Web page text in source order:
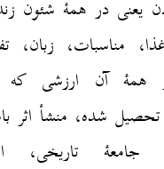
یعنی در همۀ شئون
مناسبات، زبان،
همۀ آن ارزشی که
تحصیل شده، منشأ اثر
جامعۀ تاریخی،